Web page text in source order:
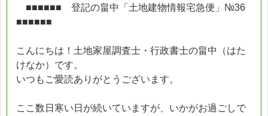
■■■■■■ 登記の畠中「土地建物情報宅急便」№36
■■■■■■
こんにちは！土地家屋調査士・行政書士の畠中（はた
けなか）です。
いつもご愛読ありがとうございます。
ここ数日寒い日が続いていますが、いかがお過ごしで